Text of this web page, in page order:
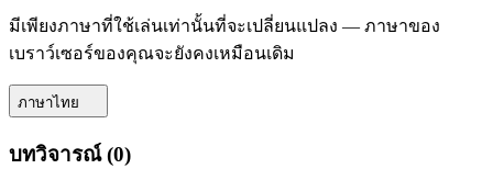
มีเพียงภาษาที่ใช้เล่นเท่านั้นที่จะเปลี่ยนแปลง — ภาษาของ
เบราว์เซอร์ของคุณจะยังคงเหมือนเดิม
ภาษาไทย
บทวิจารณ์(0)